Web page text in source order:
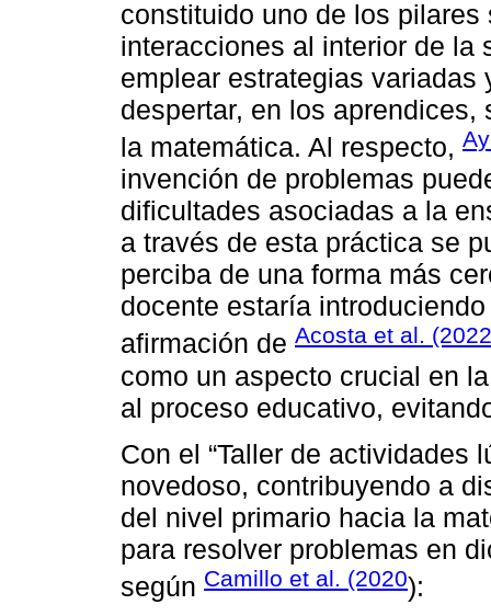
constituido uno de los
interacciones al interior de la
emplear estrategias
despertar, en los
la matemática. Al respecto,
invención de problemas
dificultades asociadas a la
a través de esta práctica se
perciba de una forma más
docente estaría
afirmación de Acosta et al. (2022
como un aspecto crucial en
al proceso educativo,
Con el “Taller de actividades
novedoso, contribuyendo a
del nivel primario hacia la
para resolver problemas en
según Camillo et al. (2020):